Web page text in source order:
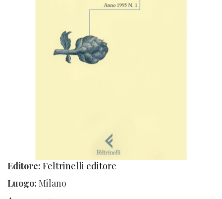
Editore: Feltrinelli editore
Luogo: Milano